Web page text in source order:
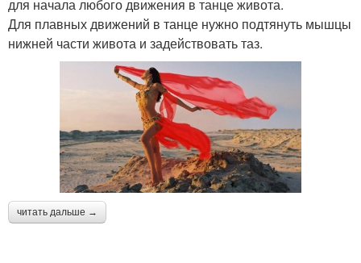
для начала любого движения в танце живота.
Для плавных движений в танце нужно подтянуть мышцы
нижней части живота и задействовать таз.
читать дальше →